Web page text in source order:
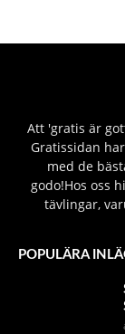
Att 'gratis är
Gratissidan
med de
godo!Hos oss
tävlingar,
POPULÄRA